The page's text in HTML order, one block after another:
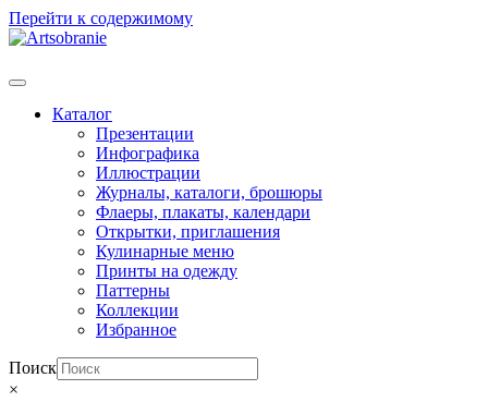
Перейти к содержимому
Каталог
Презентации
Инфографика
Иллюстрации
Журналы, каталоги, брошюры
Флаеры, плакаты, календари
Открытки, приглашения
Кулинарные меню
Принты на одежду
Паттерны
Коллекции
Избранное
Поиск
×